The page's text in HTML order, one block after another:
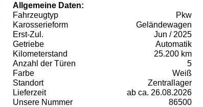
Allgemeine Daten:
Fahrzeugtyp
Pkw
Karosserieform
Geländewagen
Erst-Zul.
Jun / 2025
Getriebe
Automatik
Kilometerstand
25.200 km
Anzahl der Türen
5
Farbe
Weiß
Standort
Zentrallager
Lieferzeit
ab ca. 26.08.2026
Unsere Nummer
86500